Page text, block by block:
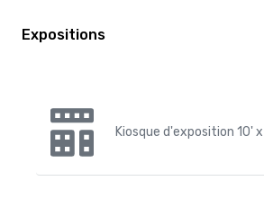
Expositions
Kiosque d'exposition 10'